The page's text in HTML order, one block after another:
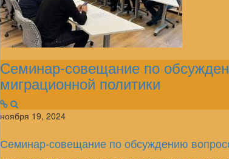
Семинар-совещание по
миграционной политики
ноября 19, 2024
Семинар-совещание по обсуждению